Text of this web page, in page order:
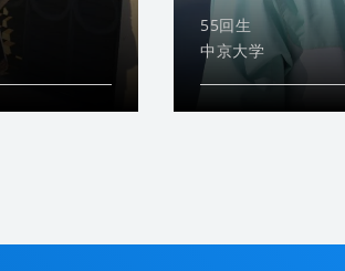
55回生
中京大学